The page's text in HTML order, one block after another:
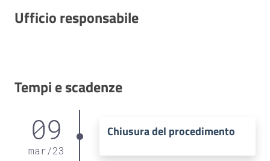
Ufficio responsabile
Tempi e scadenze
09
mar/23
Chiusura del procedimento